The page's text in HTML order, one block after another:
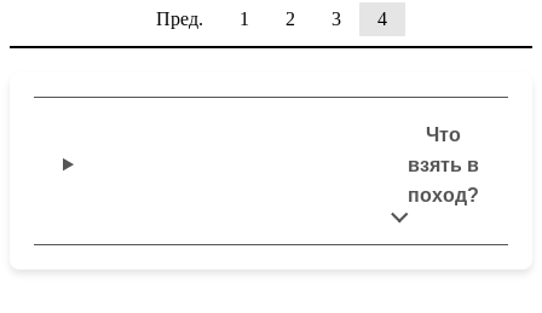
Пред.
1 2 3 4
Что
взять в
поход?